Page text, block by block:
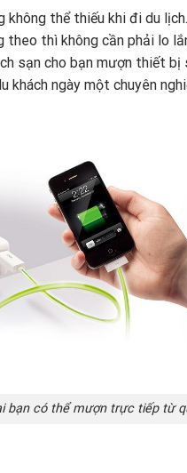
không thể thiếu khi đi du
theo thì không cần phải lo
sạn cho bạn mượn thiết bị
khách ngày một chuyên
bạn có thể mượn trực tiếp từ